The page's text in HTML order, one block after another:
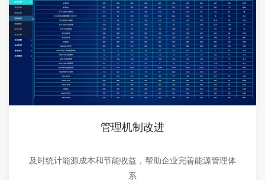
管理机制改进
及时统计能源成本和节能收益，帮助企业完善能源管理体
系